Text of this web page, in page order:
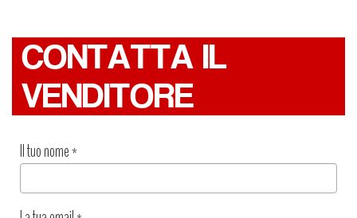
CONTATTA IL
VENDITORE
Il tuo nome*